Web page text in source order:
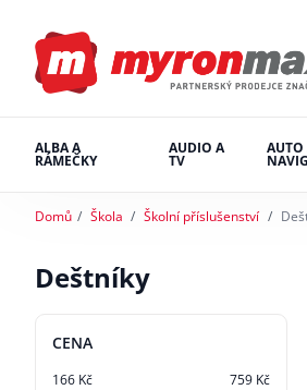
ALBA A
RÁMEČKY
AUDIO A
TV
AUTO
Domů Škola Školní příslušenství
Deštníky
CENA
166 Kč 759 Kč